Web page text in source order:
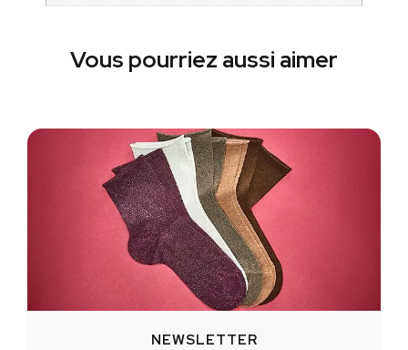
Vous pourriez aussi aimer
NEWSLETTER